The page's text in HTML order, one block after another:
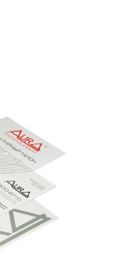
катушка
проводке)